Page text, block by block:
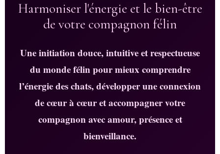
Harmoniser l'énergie et le bien-être
de votre compagnon félin
Une initiation douce, intuitive et respectueuse
du monde félin pour mieux comprendre
l’énergie des chats, développer une connexion
de cœur à cœur et accompagner votre
compagnon avec amour, présence et
bienveillance.